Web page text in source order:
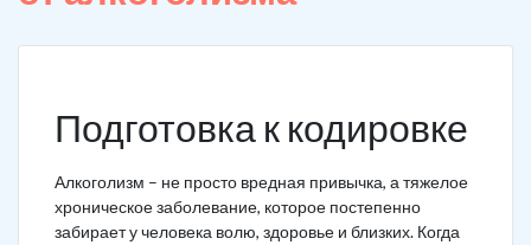
Подготовка к кодировке
Алкоголизм – не просто вредная привычка, а тяжелое
хроническое заболевание, которое постепенно
забирает у человека волю, здоровье и близких. Когда